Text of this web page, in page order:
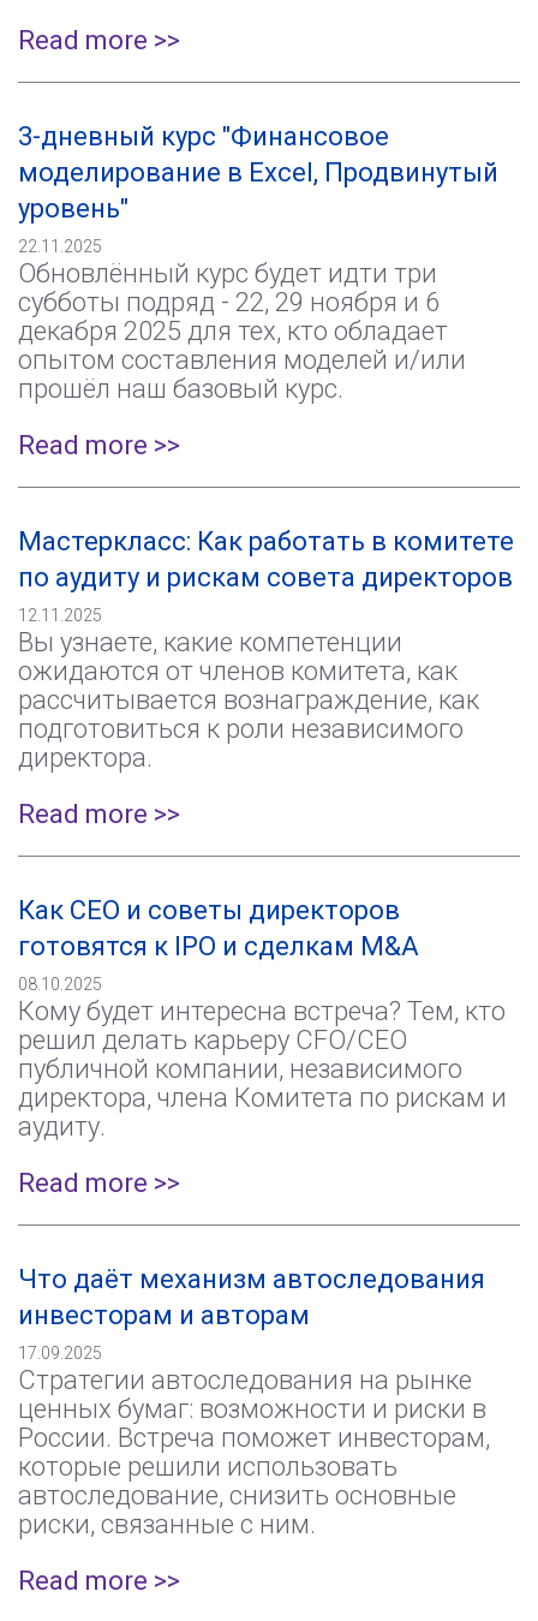
Read more >>
3-дневный курс "Финансовое
моделирование в Excel, Продвинутый
уровень"
22.11.2025
Обновлённый курс будет идти три
субботы подряд - 22, 29 ноября и 6
декабря 2025 для тех, кто обладает
опытом составления моделей и/или
прошёл наш базовый курс.
Read more >>
Мастеркласс: Как работать в комитете
по аудиту и рискам совета директоров
12.11.2025
Вы узнаете, какие компетенции
ожидаются от членов комитета, как
рассчитывается вознаграждение, как
подготовиться к роли независимого
директора.
Read more >>
Как СЕО и советы директоров
готовятся к IPO и сделкам M&A
08.10.2025
Кому будет интересна встреча? Тем, кто
решил делать карьеру СFО/CEO
публичной компании, независимого
директора, члена Комитета по рискам и
аудиту.
Read more >>
Что даёт механизм автоследования
инвесторам и авторам
17.09.2025
Стратегии автоследования на рынке
ценных бумаг: возможности и риски в
России. Встреча поможет инвесторам,
которые решили использовать
автоследование, снизить основные
риски, связанные с ним.
Read more >>